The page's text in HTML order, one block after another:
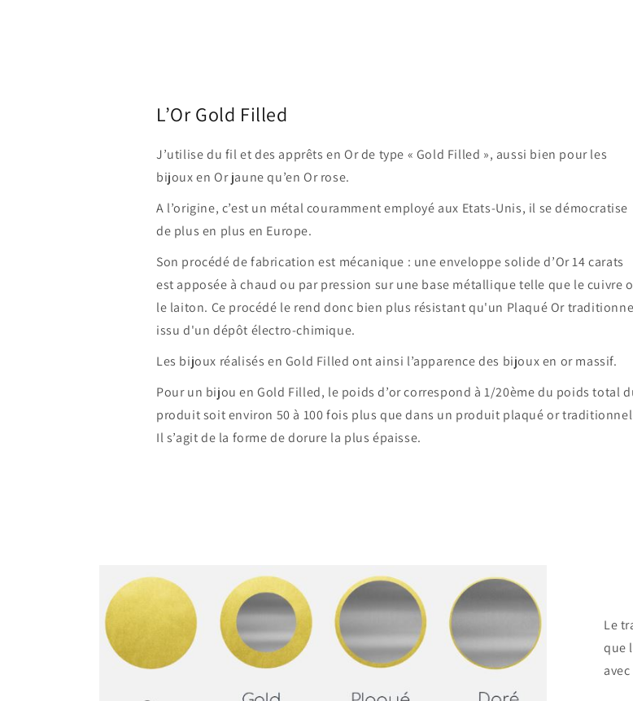
L’Or Gold Filled
J’utilise du fil et des apprêts en Or de type « Gold Filled », aussi bien pour les
bijoux en Or jaune qu’en Or rose.
A l’origine, c’est un métal couramment employé aux Etats-Unis, il se démocratise
de plus en plus en Europe.
Son procédé de fabrication est mécanique : une enveloppe solide d’Or 14 carats
est apposée à chaud ou par pression sur une base métallique telle que le cuivre
le laiton. Ce procédé le rend donc bien plus résistant qu'un Plaqué Or
issu d'un dépôt électro-chimique.
Les bijoux réalisés en Gold Filled ont ainsi l’apparence des bijoux en or massif.
Pour un bijou en Gold Filled, le poids d’or correspond à 1/20ème du poids total
produit soit environ 50 à 100 fois plus que dans un produit plaqué or
Il s’agit de la forme de dorure la plus épaisse.
Le
que